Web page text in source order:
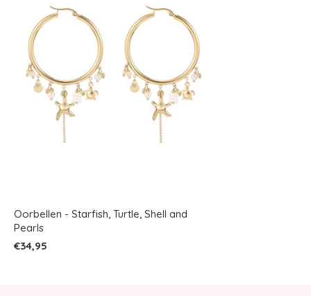
Oorbellen - Starfish, Turtle, Shell and
Pearls
€34,95